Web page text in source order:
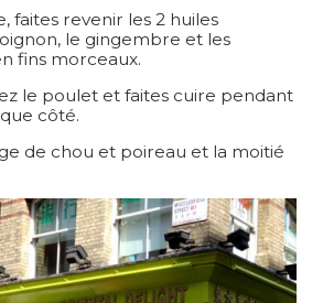
faites revenir les 2 huiles
le gingembre et les
fins morceaux.
le poulet et faites cuire pendant
côté.
de chou et poireau et la moitié